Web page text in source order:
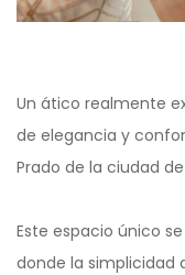
Un ático realmente
de elegancia y
Prado de la ciudad
Este espacio único
donde la simplicidad